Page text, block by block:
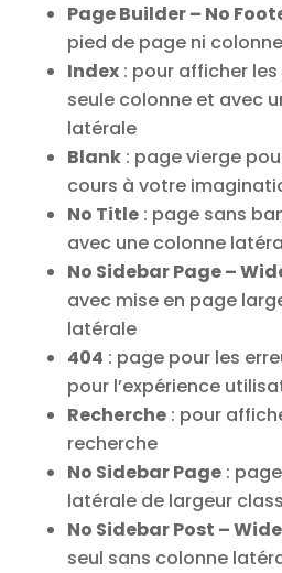
Page Builder – No
pied de page ni
Index: pour afficher
seule colonne et avec
latérale
Blank: page vierge
cours à votre
No Title: page sans
avec une colonne
No Sidebar Page –
avec mise en page
latérale
404 : page pour les
pour l’expérience
Recherche: pour
recherche
No Sidebar Page:
latérale de largeur
No Sidebar Post –
seul sans colonne